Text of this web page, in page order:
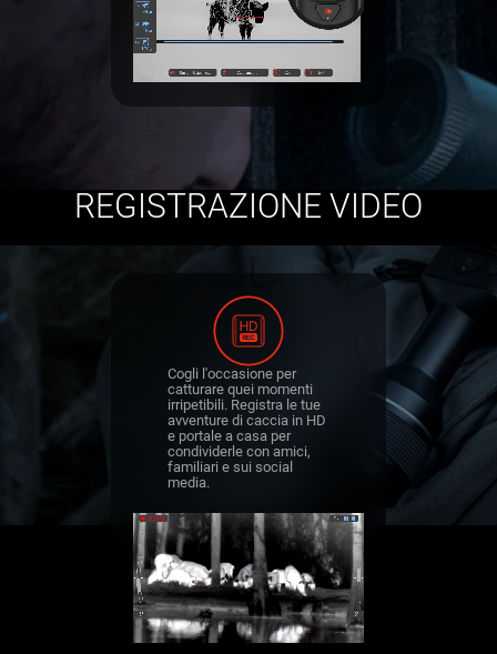
REGISTRAZIONE VIDEO
Cogli l'occasione per
catturare quei momenti
irripetibili. Registra le tue
avventure di caccia in HD
e portale a casa per
condividerle con amici,
familiari e sui social
media.